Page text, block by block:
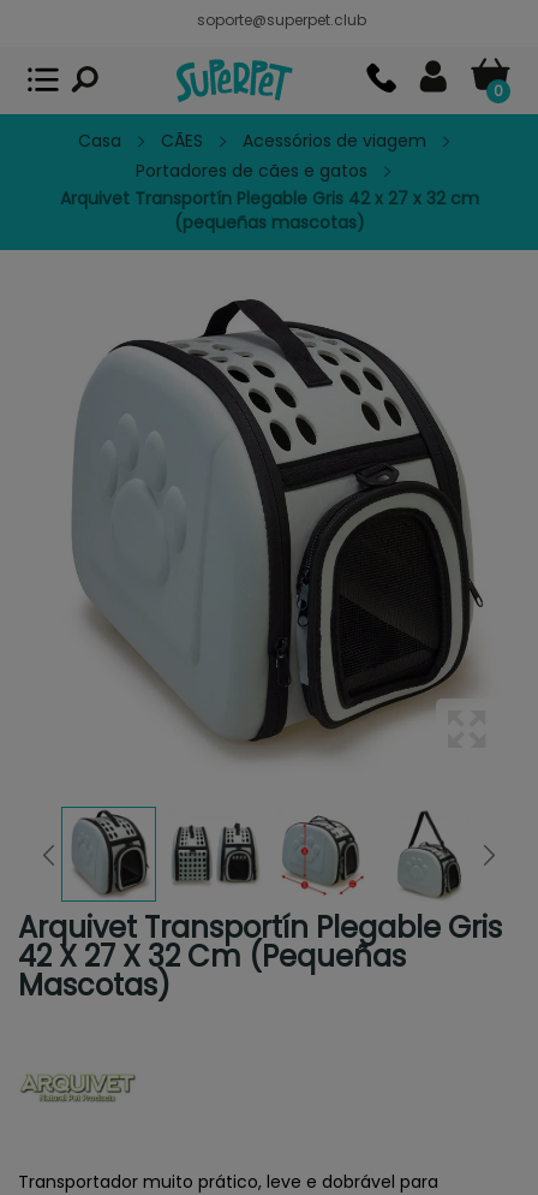
soporte@superpet.club
0
Casa CÃES
Acessórios de viagem
Portadores de cães e gatos
Arquivet Transportín Plegable Gris 42 x 27 x 32 cm
(pequeñas mascotas)
Arquivet Transportín Plegable Gris
42 X 27 X 32 Cm (pequeñas
Mascotas)
Transportador muito prático, leve e dobrável para
Superpet, comida para mascotas
APP GRATIS - En Google Play